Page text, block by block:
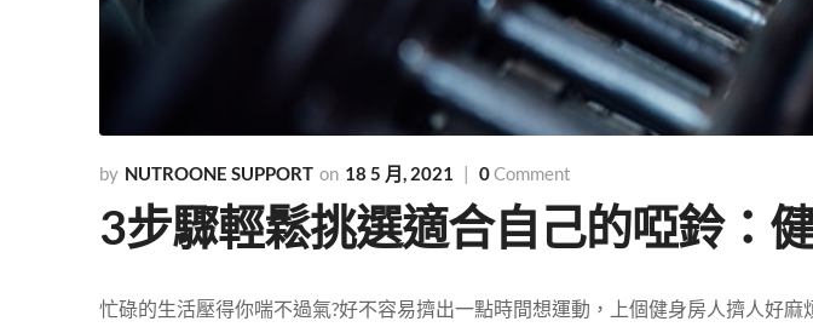
NUTROONE SUPPORT 18 5 月, 2021 0Comment
3步驟輕鬆挑選適合自己的啞鈴：
忙碌的生活壓得你喘不過氣?好不容易擠出一點時間想運動，上個健身房人擠人好